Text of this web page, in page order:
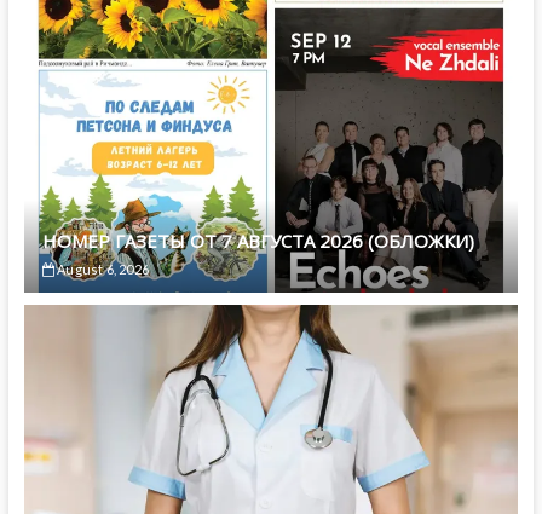
НОМЕР ГАЗЕТЫ ОТ 7 АВГУСТА 2026 (ОБЛОЖКИ)
August 6, 2026